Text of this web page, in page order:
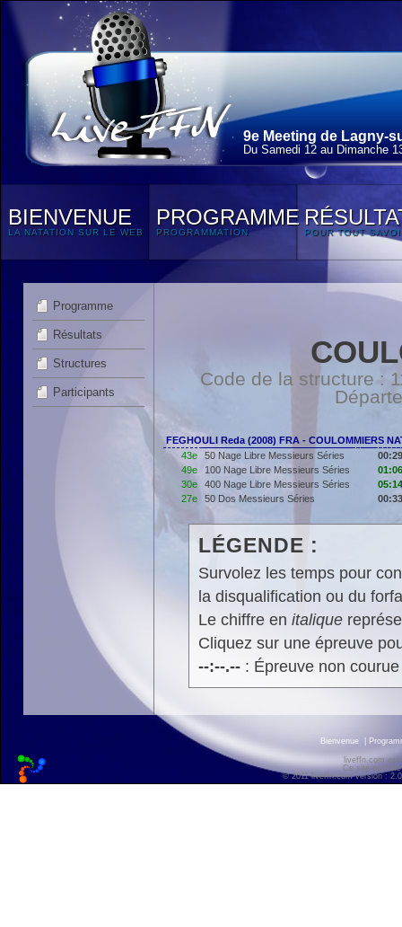
9e Meeting de Lagny-
Du Samedi 12 au Dimanche
BIENVENUE
LA NATATION SUR LE WEB
PROGRAMME
PROGRAMMATION POUR TOUT
Programme
Résultats
Structures
Participants
Code de la structure :
FEGHOULI Reda (2008) FRA - COULOMMIERS
43e
50 Nage Libre Messieurs Séries
49e
100 Nage Libre Messieurs Séries
30e
400 Nage Libre Messieurs Séries
27e
50 Dos Messieurs Séries
LÉGENDE :
Survolez les temps pour
la disqualification ou du
Le chiffre en italique
Cliquez sur une épreuve
--:--.--: Épreuve non
Bienvenue
liveffn.com est
Ce site
© 2011 liveffn.com version :